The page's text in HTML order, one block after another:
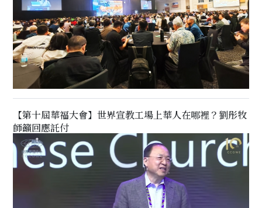
【第十屆華福大會】世界宣教工場上華人在哪裡？劉彤牧
師籲回應託付